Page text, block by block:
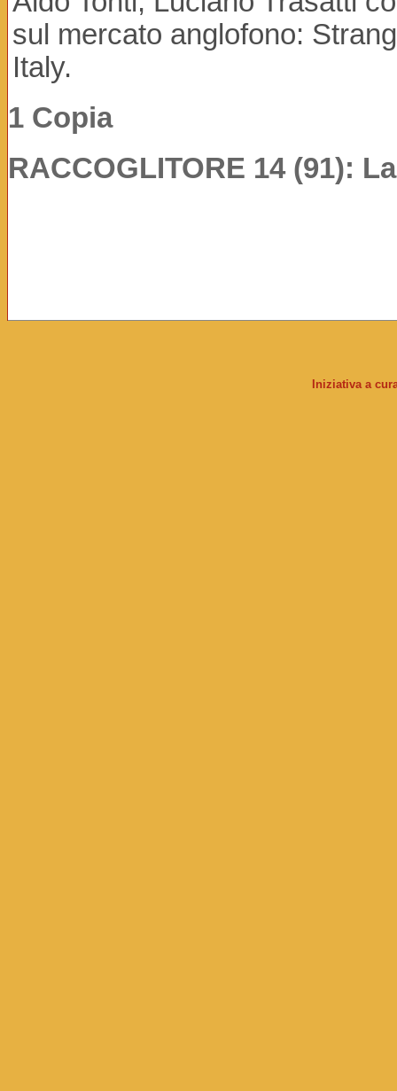
sul mercato anglofono:
Italy.
1 Copia
RACCOGLITORE 14 (91):
Iniziativa a